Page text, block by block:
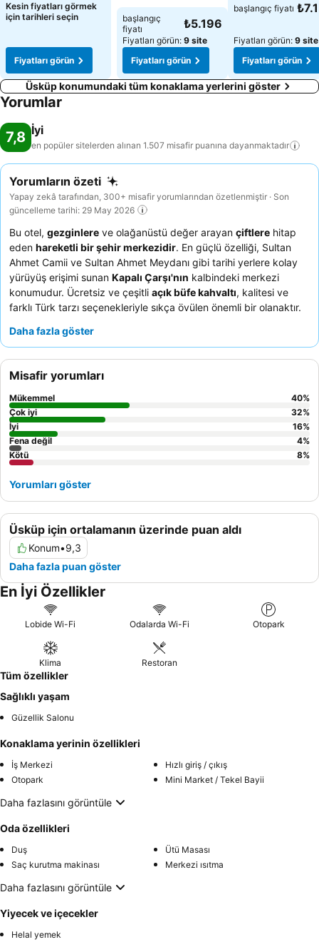
Kesin fiyatları görmek
için tarihleri seçin
Fiyatları görün
başlangıç
fiyatı
₺5.196
Fiyatları görün: 9 site
Fiyatları görün
başlangıç fiyatı
Fiyatları görün: 9 site
Fiyatları görün
Üsküp konumundaki tüm konaklama yerlerini göster
Yorumlar
7,8 İyi
en popüler sitelerden alınan 1.507 misafir puanına dayanmaktadır
Yorumların özeti
Yapay zekâ tarafından, 300+ misafir yorumlarından özetlenmiştir · Son
güncelleme tarihi: 29 May 2026
Bu otel, gezginlere ve olağanüstü değer arayan çiftlere hitap
eden hareketli bir şehir merkezidir. En güçlü özelliği, Sultan
Ahmet Camii ve Sultan Ahmet Meydanı gibi tarihi yerlere kolay
yürüyüş erişimi sunan Kapalı Çarşı'nın kalbindeki merkezi
konumudur. Ücretsiz ve çeşitli açık büfe kahvaltı, kalitesi ve
farklı Türk tarzı seçenekleriyle sıkça övülen önemli bir olanaktır.
tavsiyeleri olmak üzere,
deneyim için konuklar, hareketli caddeden uzağa bakan bir oda
talep etmeyi düşünebilirler.
Daha fazla göster
Üsküp için ortalamanın üzerinde puan aldı
Konum•9,3
Daha fazla puan göster
Misafir yorumları
Mükemmel 40%
Çok iyi
32%
İyi
16%
Fena değil
4%
Kötü
8%
Yorumları göster
En İyi Özellikler
Lobide Wi-Fi Odalarda Wi-Fi Otopark
Klima Restoran
Tüm özellikler
Sağlıklı yaşam
Güzellik Salonu
Konaklama yerinin özellikleri
İş Merkezi
Hızlı giriş / çıkış
Otopark
Mini Market / Tekel Bayii
Daha fazlasını görüntüle
Oda özellikleri
Duş
Ütü Masası
Saç kurutma makinası
Merkezi ısıtma
Daha fazlasını görüntüle
Yiyecek ve içecekler
Helal yemek